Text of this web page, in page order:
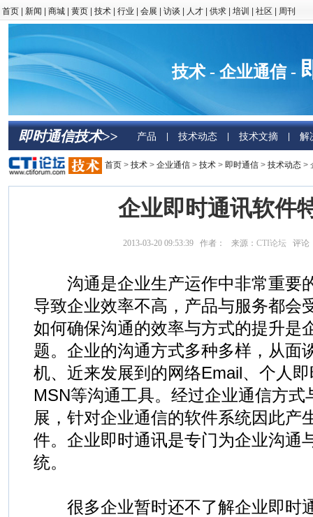
首页 新闻 商城 黄页 技术 行业 会展 访谈 人才 供求 培训 社区 周刊
技术 - 企业通信 -
即时通信技术>> 产品 技术动态 技术文摘 解
首页 > 技术 > 企业通信 > 技术 > 即时通信 > 技术动态 >
企业即时通讯软件
2013-03-20 09:53:39 作者： 来源： CTI论坛 评论
沟通是企业生产运作中非常重要
导致企业效率不高，产品与服务都会
如何确保沟通的效率与方式的提升是
题。企业的沟通方式多种多样，从面
机、近来发展到的网络Email、个人
MSN等沟通工具。经过企业通信方式
展，针对企业通信的软件系统因此
件。企业即时通讯是专门为企业沟通
统。
很多企业暂时还不了解企业即时